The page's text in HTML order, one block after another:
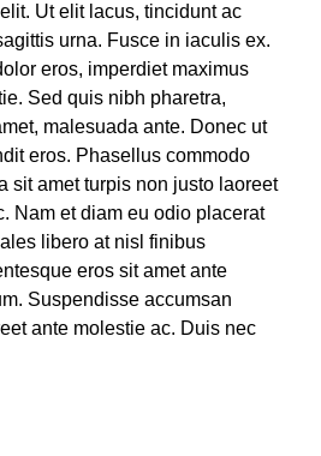
Ut elit lacus, tincidunt ac
urna. Fusce in iaculis ex.
eros, imperdiet maximus
Sed quis nibh pharetra,
malesuada ante. Donec ut
eros. Phasellus commodo
sit amet turpis non justo laoreet
Nam et diam eu odio placerat
libero at nisl finibus
eros sit amet ante
Suspendisse accumsan
ante molestie ac. Duis nec